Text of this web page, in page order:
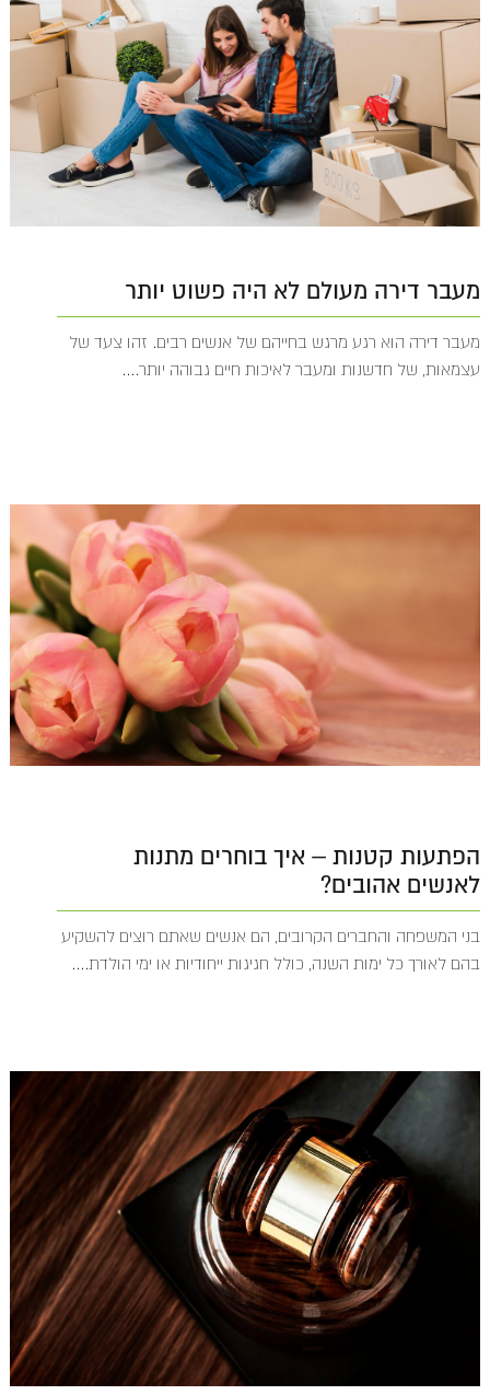
מעבר דירה מעולם לא היה פשוט יותר
מעבר דירה הוא רגע מרגש בחייהם של אנשים רבים. זהו צעד של
עצמאות, של חדשנות ומעבר לאיכות חיים גבוהה יותר....
הפתעות קטנות – איך בוחרים מתנות
לאנשים אהובים?
בני המשפחה והחברים הקרובים, הם אנשים שאתם רוצים להשקיע
בהם לאורך כל ימות השנה, כולל חגיגות ייחודיות או ימי הולדת....